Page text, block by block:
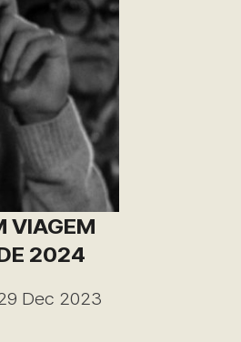
VIAGEM
2024
Dec 2023